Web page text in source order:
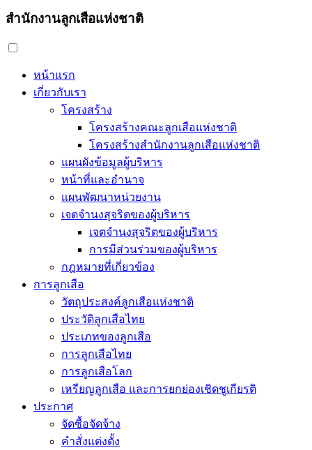
สำนักงานลูกเสือแห่งชาติ
หน้าแรก
เกี่ยวกับเรา
โครงสร้าง
โครงสร้างคณะลูกเสือแห่งชาติ
โครงสร้างสำนักงานลูกเสือแห่งชาติ
แผนผังข้อมูลผู้บริหาร
หน้าที่และอำนาจ
แผนพัฒนาหน่วยงาน
เจตจำนงสุจริตของผู้บริหาร
เจตจำนงสุจริตของผู้บริหาร
การมีส่วนร่วมของผู้บริหาร
กฎหมายที่เกี่ยวข้อง
การลูกเสือ
วัตถุประสงค์ลูกเสือแห่งชาติ
ประวัติลูกเสือไทย
ประเภทของลูกเสือ
การลูกเสือไทย
การลูกเสือโลก
เหรียญลูกเสือ และการยกย่องเชิดชูเกียรติ
ประกาศ
จัดซื้อจัดจ้าง
คำสั่งแต่งตั้ง